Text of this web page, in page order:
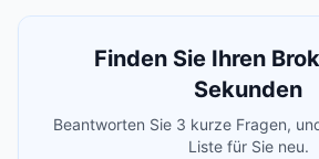
Finden Sie Ihren
Sekunden
Beantworten Sie 3 kurze Fragen,
Liste für Sie neu.